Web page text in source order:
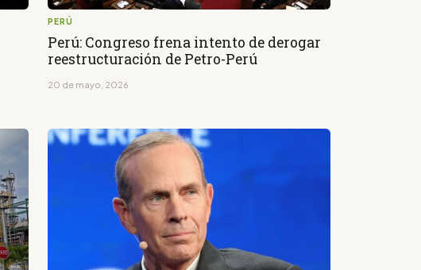
PERÚ
Perú: Congreso frena intento de derogar
reestructuración de Petro-Perú
20 de mayo, 2026